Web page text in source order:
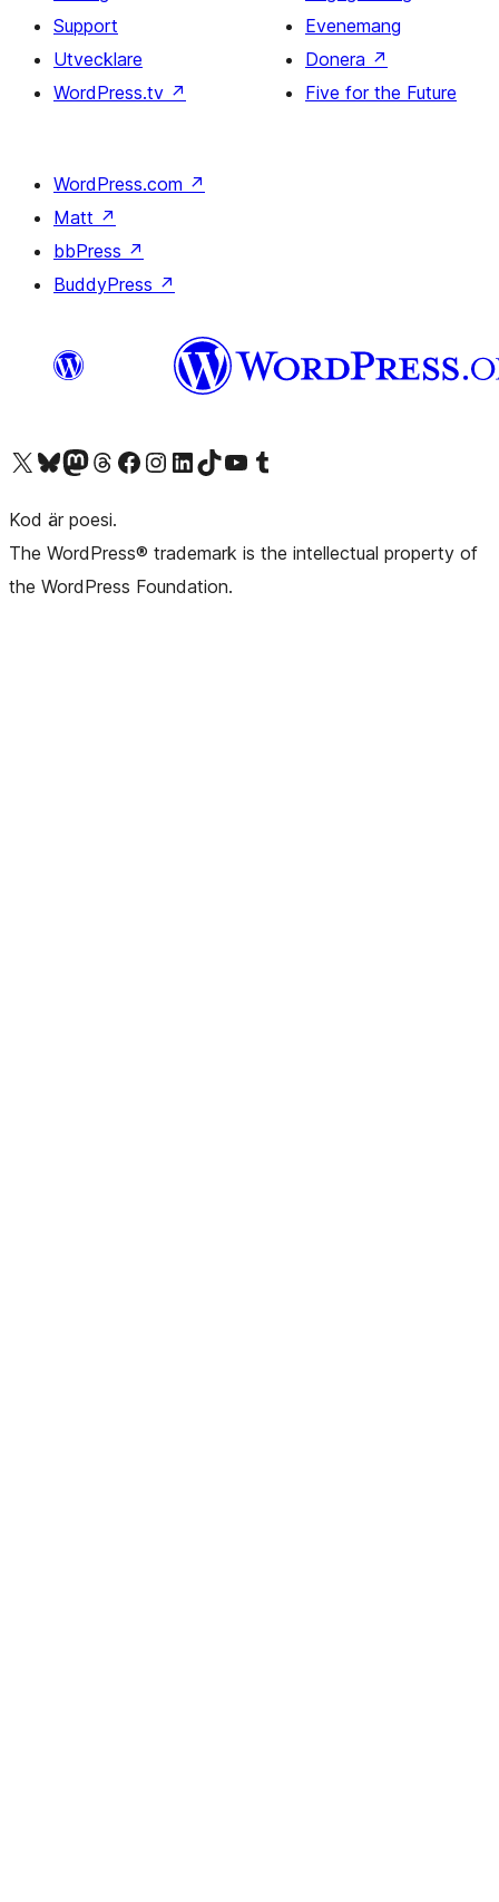
Support
Utvecklare
WordPress.tv ↗
Evenemang
Donera ↗
Five for the Future
WordPress.com ↗
Matt ↗
bbPress ↗
BuddyPress ↗
Besök vår X-konto (f.d. Twitter)
Besök vårt Bluesky-konto
Besök vårt Mastodon-konto
Besök vårt Thread-konto
Besök vår Facebook-sidaBesök vårt Instagram-konto
Besök vårt LinkedIn-konto
Besök vårt TikTok-konto
Besök vår YouTube-kanalBesök vårt Tumblr-konto
Kod är poesi.
The WordPress® trademark is the intellectual property of
the WordPress Foundation.